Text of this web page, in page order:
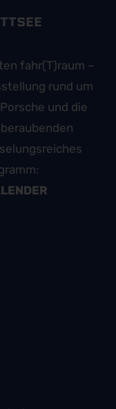
fahr(T)raum –
rund um
und die